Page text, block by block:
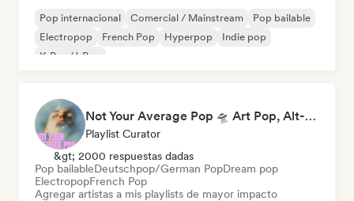
Pop internacional Comercial / Mainstream
Pop bailable
Electropop
French Pop Hyperpop
Indie pop
K-Pop/J-Pop
Not Your Average Pop 🛸 Art Pop, Alt-Pop & Indie Pop
Playlist Curator
&gt; 2000 respuestas dadas
Pop bailableDeutschpop/German PopDream pop
ElectropopFrench Pop
Agregar artistas a mis playlists de mayor impacto